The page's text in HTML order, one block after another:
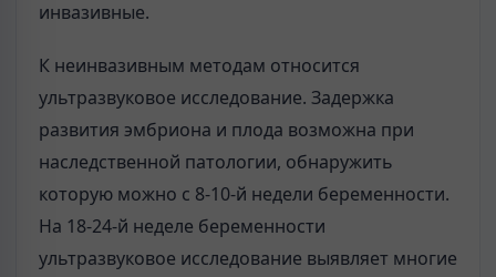
инвазивные.
К неинвазивным методам относится
ультразвуковое исследование. Задержка
развития эмбриона и плода возможна при
наследственной патологии, обнаружить
которую можно с 8-10-й недели беременности.
На 18-24-й неделе беременности
ультразвуковое исследование выявляет многие